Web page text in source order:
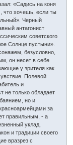
«Садись на коня
что хочешь, если ты
Черный
антагонист
советского
Солнце пустыни».
безусловно,
он несет в себе
у зрителя как
Полевой
и
не только обладает
но и
за
правильным, - а
уклад,
и традиции своего
вразрез с